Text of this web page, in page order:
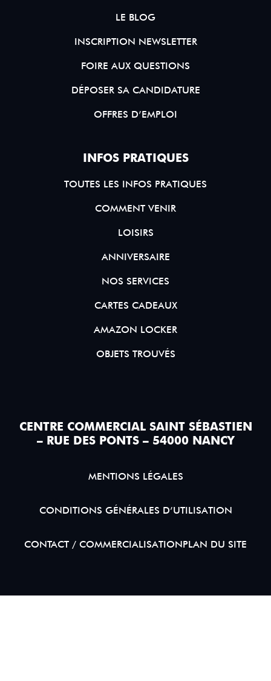
LE BLOG
INSCRIPTION NEWSLETTER
FOIRE AUX QUESTIONS
DÉPOSER SA CANDIDATURE
OFFRES D’EMPLOI
INFOS PRATIQUES
TOUTES LES INFOS PRATIQUES
COMMENT VENIR
LOISIRS
ANNIVERSAIRE
NOS SERVICES
CARTES CADEAUX
AMAZON LOCKER
OBJETS TROUVÉS
CENTRE COMMERCIAL SAINT SÉBASTIEN
– RUE DES PONTS – 54000 NANCY
MENTIONS LÉGALES
CONDITIONS GÉNÉRALES D’UTILISATION
CONTACT / COMMERCIALISATIONPLAN DU SITE